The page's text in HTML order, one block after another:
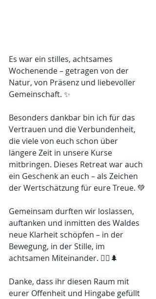
Es war ein stilles, achtsames
Wochenende – getragen von der
Natur, von Präsenz und liebevoller
Gemeinschaft. ✨
Besonders dankbar bin ich für das
Vertrauen und die Verbundenheit,
die viele von euch schon über
längere Zeit in unsere Kurse
mitbringen. Dieses Retreat war auch
ein Geschenk an euch – als Zeichen
der Wertschätzung für eure Treue. 💚
Gemeinsam durften wir loslassen,
auftanken und inmitten des Waldes
neue Klarheit schöpfen – in der
Bewegung, in der Stille, im
achtsamen Miteinander. 🧘‍♂️🌲
Danke, dass ihr diesen Raum mit
eurer Offenheit und Hingabe gefüllt